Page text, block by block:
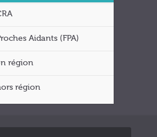
Aidants (FPA)
région
région